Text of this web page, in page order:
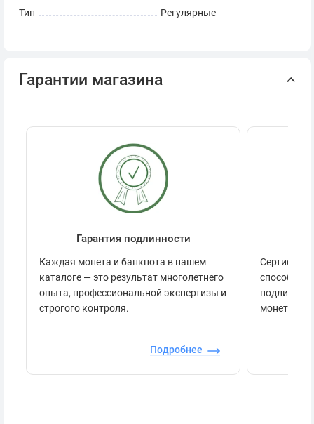
Тип Регулярные
Гарантии магазина
Гарантия подлинности
Каждая монета и банкнота в нашем
каталоге — это результат многолетнего
опыта, профессиональной экспертизы и
строгого контроля.
Подробнее
способов
монеты.